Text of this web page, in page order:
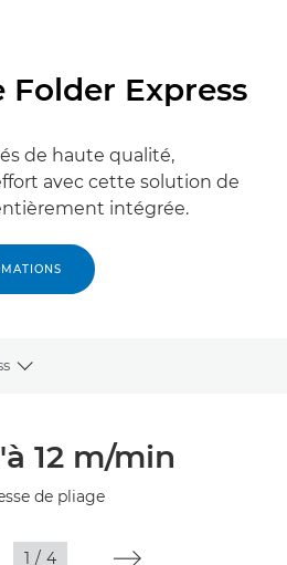
Folder Express
de haute qualité,
avec cette solution de
intégrée.
Toggle breadcrumbs
12 m/min
de pliage
1 / 4